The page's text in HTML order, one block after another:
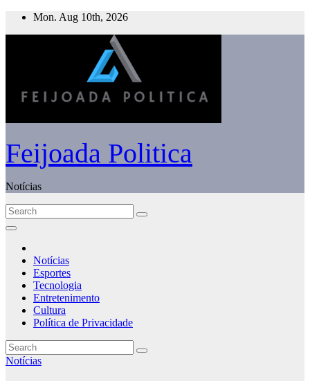
Skip
Mon. Aug 10th, 2026
Feijoada Politica
Notícias
Notícias
Esportes
Tecnologia
Entretenimento
Cultura
Política de Privacidade
Notícias